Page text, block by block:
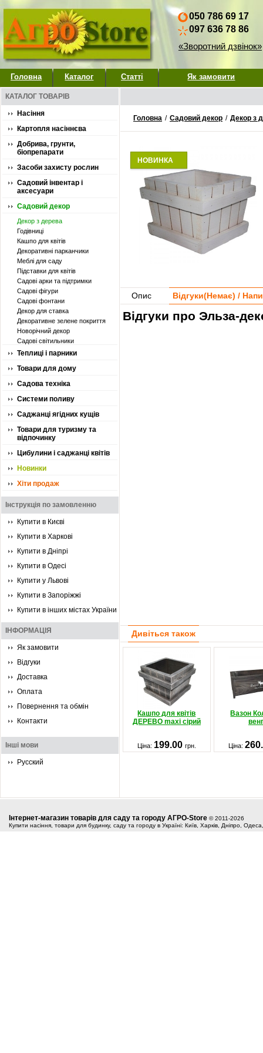
050 786 69 17
097 636 78 86
«Зворотний дзвінок»
Головна Каталог Статті Як замовити
КАТАЛОГ ТОВАРІВ
Насіння
Картопля насіннєва
Добрива, грунти,
біопрепарати
Засоби захисту рослин
Садовий інвентар і
аксесуари
Садовий декор
Декор з дерева
Годівниці
Кашпо для квітів
Декоративні парканчики
Меблі для саду
Підставки для квітів
Садові арки та підтримки
Садові фігури
Садові фонтани
Декор для ставка
Декоративне зелене покриття
Новорічний декор
Садові світильники
Теплиці і парники
Товари для дому
Садова техніка
Системи поливу
Саджанці ягідних кущів
Товари для туризму та
відпочинку
Цибулини і саджанці квітів
Новинки
Хіти продаж
Інструкція по замовленню
Купити в Києві
Купити в Харкові
Купити в Дніпрі
Купити в Одесі
Купити у Львові
Купити в Запоріжжі
Купити в інших містах України
ІНФОРМАЦІЯ
Як замовити
Відгуки
Доставка
Оплата
Повернення та обмін
Контакти
Інші мови
Русский
Головна / Садовий декор / Декор з
НОВИНКА
Опис Відгуки(Немає) /
Відгуки про Эльза-
Дивіться також
Кашпо для квітів
ДЕРЕВО maxi сірий
Вазон
Ціна: 199.00 грн. Ціна:
Інтернет-магазин товарів для саду та городу АГРО-Store © 2011-2026
Купити насіння, товари для будинку, саду та городу в Україні: Київ, Харків, Дніпро,